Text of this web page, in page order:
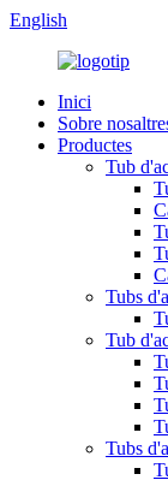
English
Inici
Sobre
Productes
Tub
Tubs
Tub
Tubs